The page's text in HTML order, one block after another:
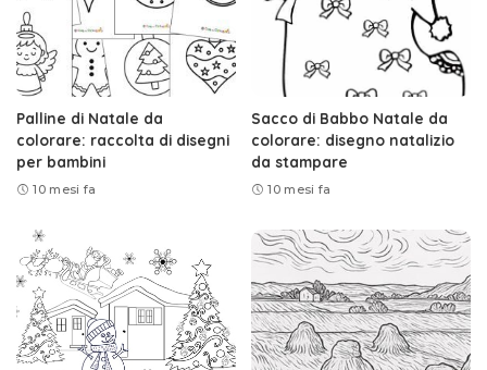
Palline di Natale da
colorare: raccolta di disegni
per bambini
10 mesi fa
Sacco di Babbo Natale da
colorare: disegno natalizio
da stampare
10 mesi fa